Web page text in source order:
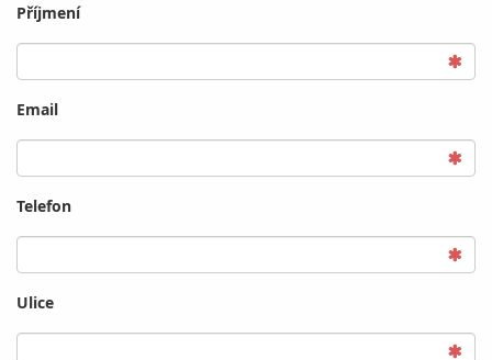
Příjmení
Email
Telefon
Ulice